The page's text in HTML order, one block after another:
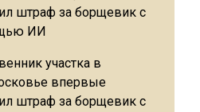
участка в
впервые
штраф за борщевик с